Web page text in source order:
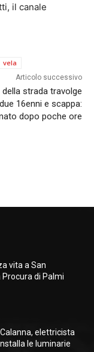
il canale
vela
Articolo successivo
della strada travolge
due 16enni e scappa:
dopo poche ore
vita a San
Procura di Palmi
elettricista
le luminarie